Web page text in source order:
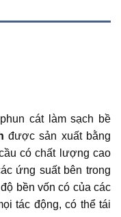
cát làm sạch bề
được sản xuất bằng
có chất lượng cao
ứng suất bên trong
bền vốn có của các
tác động, có thể tái